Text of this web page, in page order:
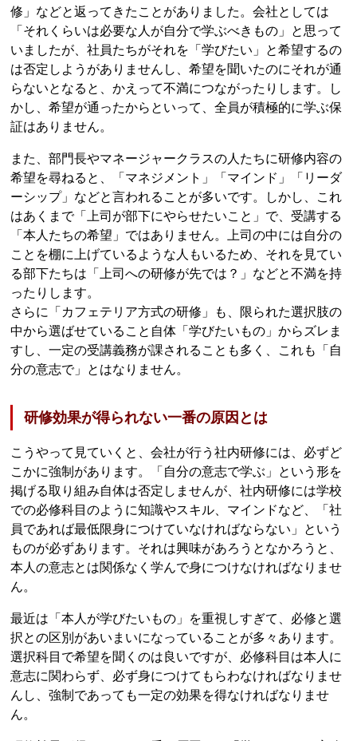
修」などと返ってきたことがありました。会社としては
「それくらいは必要な人が自分で学ぶべきもの」と思って
いましたが、社員たちがそれを「学びたい」と希望するの
は否定しようがありませんし、希望を聞いたのにそれが通
らないとなると、かえって不満につながったりします。し
かし、希望が通ったからといって、全員が積極的に学ぶ保
証はありません。
また、部門長やマネージャークラスの人たちに研修内容の
希望を尋ねると、「マネジメント」「マインド」「リーダ
ーシップ」などと言われることが多いです。しかし、これ
はあくまで「上司が部下にやらせたいこと」で、受講する
「本人たちの希望」ではありません。上司の中には自分の
ことを棚に上げているような人もいるため、それを見てい
る部下たちは「上司への研修が先では？」などと不満を持
ったりします。
さらに「カフェテリア方式の研修」も、限られた選択肢の
中から選ばせていること自体「学びたいもの」からズレま
すし、一定の受講義務が課されることも多く、これも「自
分の意志で」とはなりません。
研修効果が得られない一番の原因とは
こうやって見ていくと、会社が行う社内研修には、必ずど
こかに強制があります。「自分の意志で学ぶ」という形を
掲げる取り組み自体は否定しませんが、社内研修には学校
での必修科目のように知識やスキル、マインドなど、「社
員であれば最低限身につけていなければならない」という
ものが必ずあります。それは興味があろうとなかろうと、
本人の意志とは関係なく学んで身につけなければなりませ
ん。
最近は「本人が学びたいもの」を重視しすぎて、必修と選
択との区別があいまいになっていることが多々あります。
選択科目で希望を聞くのは良いですが、必修科目は本人に
意志に関わらず、必ず身につけてもらわなければなりませ
んし、強制であっても一定の効果を得なければなりませ
ん。